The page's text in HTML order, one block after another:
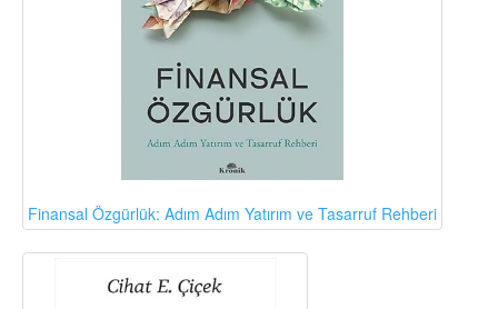
Finansal Özgürlük: Adım Adım Yatırım ve Tasarruf Rehberi